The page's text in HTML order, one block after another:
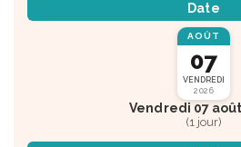
Date
AOÛT
07
VENDREDI
2026
Vendredi 07
(1 jour)